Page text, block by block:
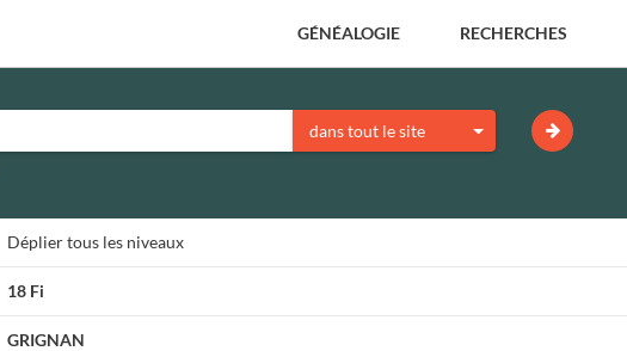
GÉNÉALOGIE RECHERCHES
dans tout le site
Dépliertous les niveaux
18 Fi
GRIGNAN